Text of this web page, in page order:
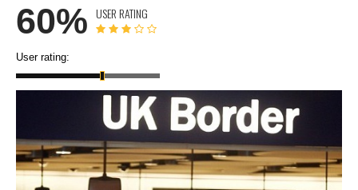
60% USER RATING
User rating: